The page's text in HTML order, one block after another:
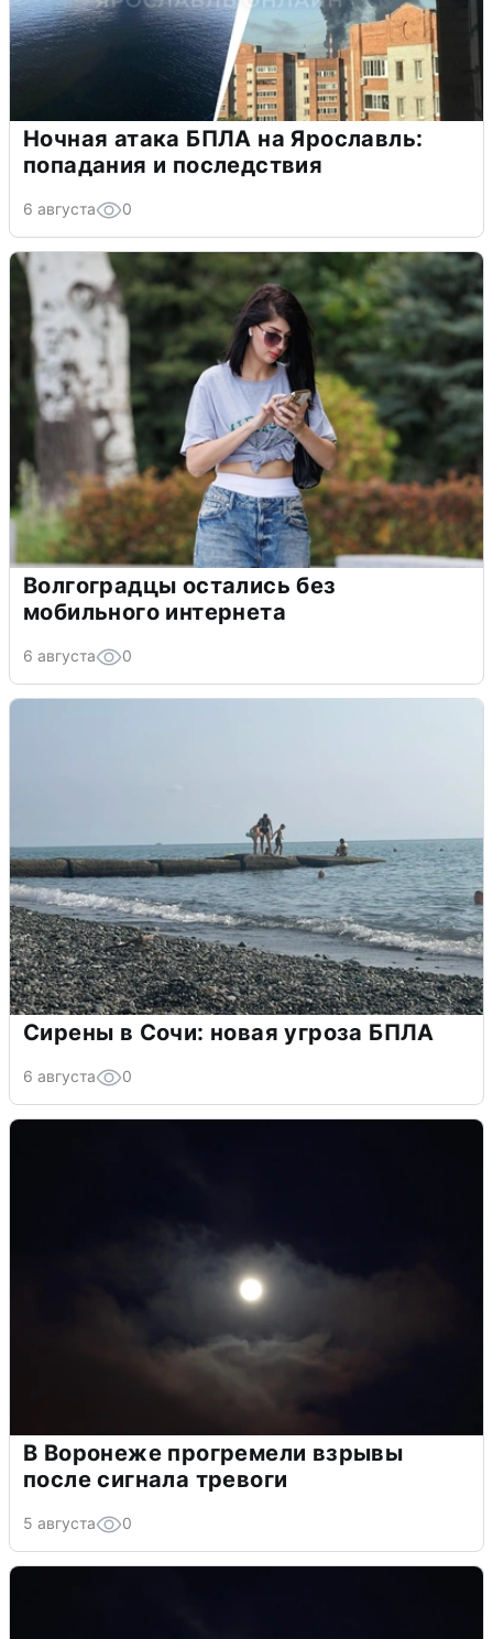
Ночная атака БПЛА на Ярославль:
попадания и последствия
6 августа 0
Волгоградцы остались без
мобильного интернета
6 августа 0
Сирены в Сочи: новая угроза БПЛА
6 августа 0
В Воронеже прогремели взрывы
после сигнала тревоги
5 августа 0